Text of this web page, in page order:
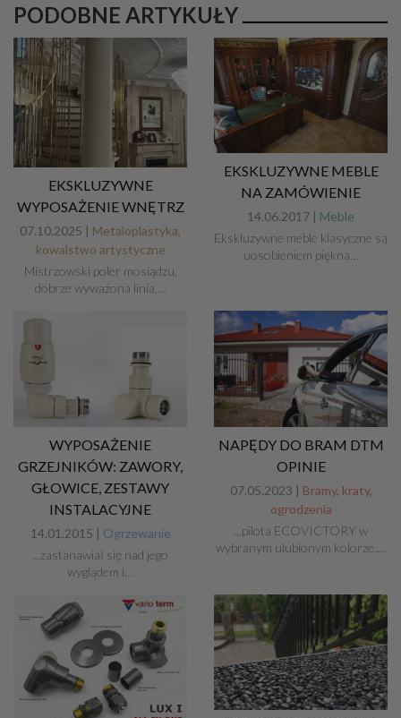
PODOBNE ARTYKUŁY
EKSKLUZYWNE
WYPOSAŻENIE WNĘTRZ
07.10.2025 | Metaloplastyka,
kowalstwo artystyczne
Mistrzowski poler mosiądzu,
dobrze wyważona linia,…
EKSKLUZYWNE MEBLE
NA ZAMÓWIENIE
14.06.2017 | Meble
Ekskluzywne meble klasyczne są
uosobieniem piękna…
WYPOSAŻENIE
GRZEJNIKÓW: ZAWORY,
GŁOWICE, ZESTAWY
INSTALACYJNE
14.01.2015 | Ogrzewanie
...zastanawiał się nad jego
wyglądem i…
NAPĘDY DO BRAM DTM
OPINIE
07.05.2023 | Bramy, kraty,
ogrodzenia
...pilota ECOVICTORY w
wybranym ulubionym kolorze,…